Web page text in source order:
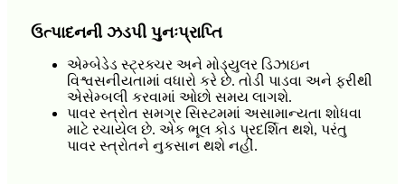
ઉત્પાદનની ઝડપી પુનઃપ્રાપ્તિ
એમ્બેડેડ સ્ટ્રક્ચર અને મોડ્યુલર ડિઝાઇન
વિશ્વસનીયતામાં વધારો કરે છે. તોડી પાડવા અને ફરીથી
એસેમ્બલી કરવામાં ઓછો સમય લાગશે.
પાવર સ્ત્રોત સમગ્ર સિસ્ટમમાં અસામાન્યતા શોધવા
માટે રચાયેલ છે. એક ભૂલ કોડ પ્રદર્શિત થશે, પરંતુ
પાવર સ્ત્રોતને નુકસાન થશે નહીં.